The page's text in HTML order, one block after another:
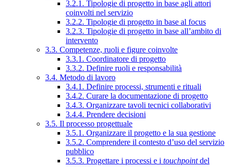
3.2.1. Tipologie di progetto in base agli attori
coinvolti nel servizio
3.2.2. Tipologie di progetto in base al focus
3.2.3. Tipologie di progetto in base all’ambito di
intervento
3.3. Competenze, ruoli e figure coinvolte
3.3.1. Coordinatore di progetto
3.3.2. Definire ruoli e responsabilità
3.4. Metodo di lavoro
3.4.1. Definire processi, strumenti e rituali
3.4.2. Curare la documentazione di progetto
3.4.3. Organizzare tavoli tecnici collaborativi
3.4.4. Prendere decisioni
3.5. Il processo progettuale
3.5.1. Organizzare il progetto e la sua gestione
3.5.2. Comprendere il contesto d’uso del servizio
pubblico
3.5.3. Progettare i processi e i touchpointdel